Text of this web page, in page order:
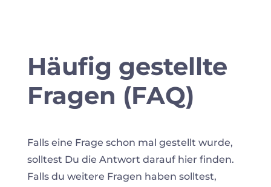
Häufig gestellte
Fragen (FAQ)
Falls eine Frage schon mal gestellt wurde,
solltest Du die Antwort darauf hier finden.
Falls du weitere Fragen haben solltest,